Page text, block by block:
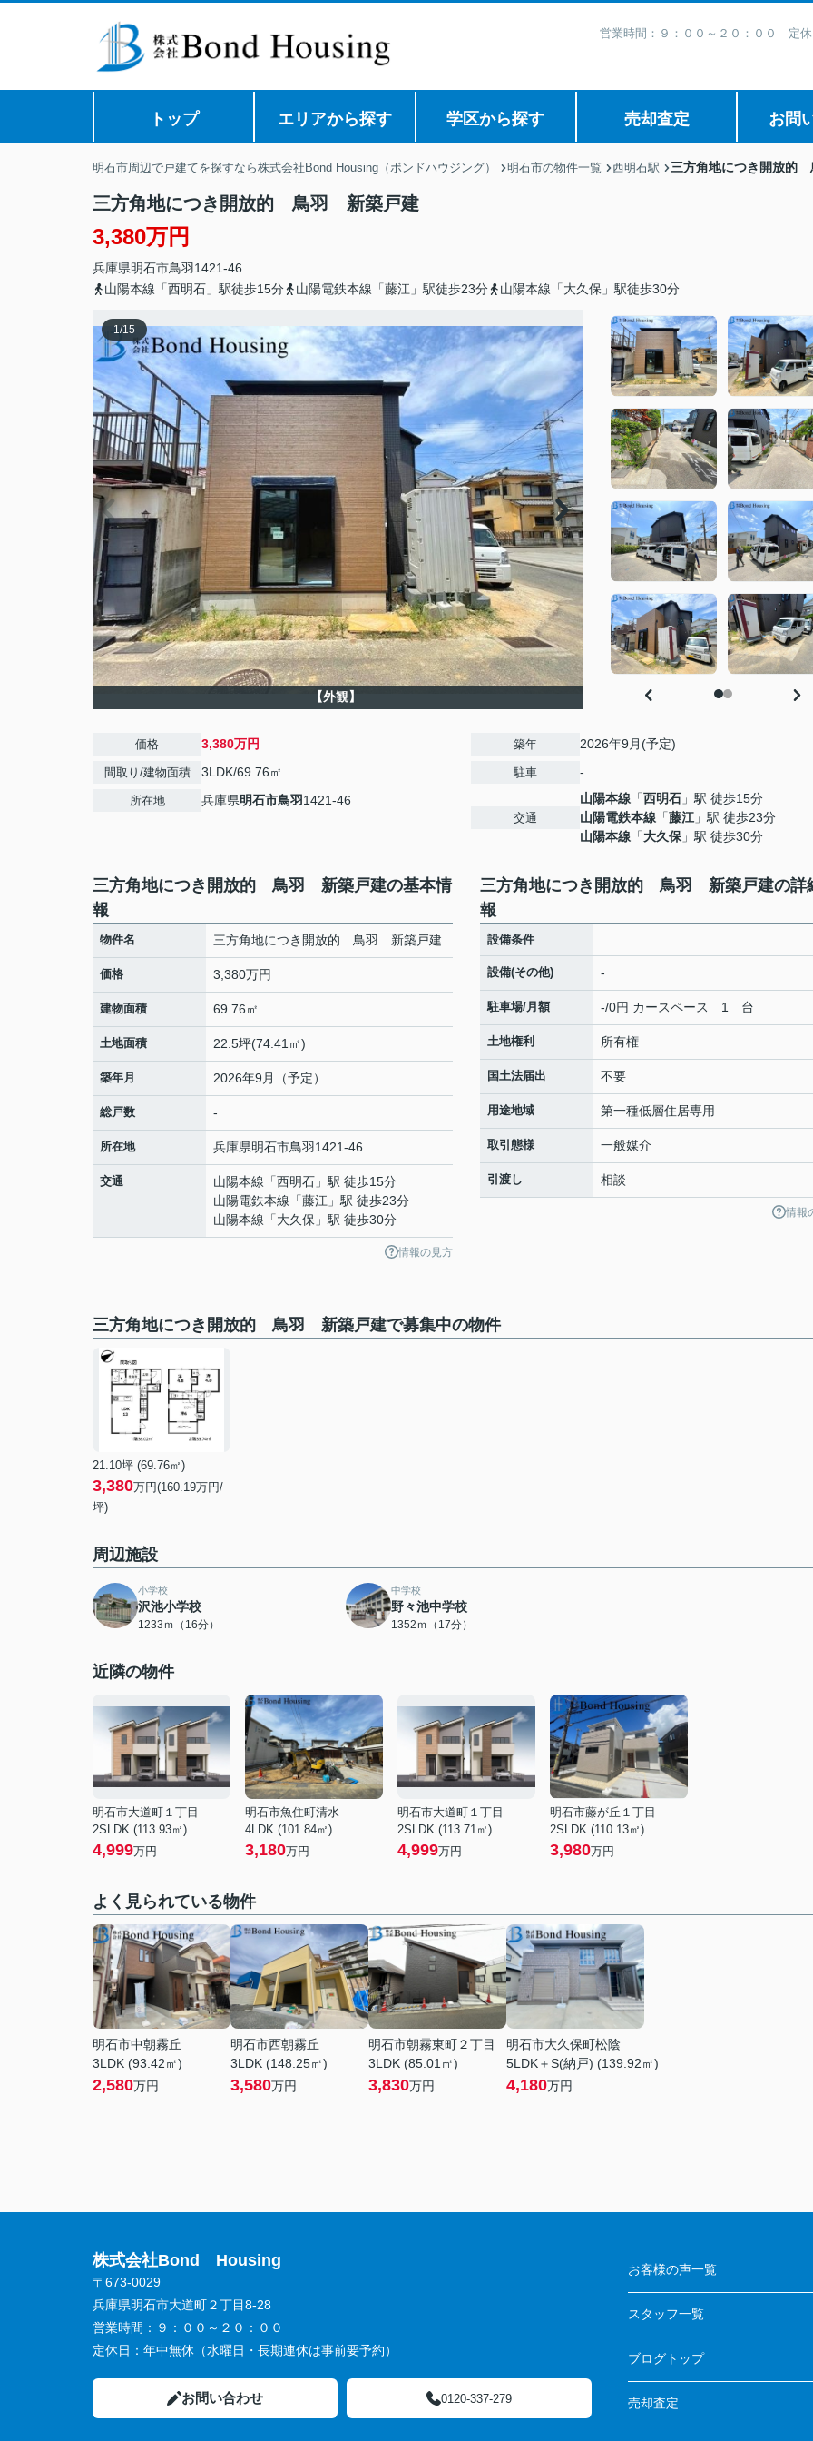
営業時間：９：００～２０：００ 定休
トップ エリアから探す 学区から探す 売却査定 お問
明石市周辺で戸建てを探すなら株式会社Bond Housing（ボンドハウジング） 明石市の物件一覧 西明石駅 三方角地につき開放
三方角地につき開放的 鳥羽 新築戸建
3,380万円
兵庫県明石市鳥羽1421-46
山陽本線「西明石」駅徒歩15分
山陽電鉄本線「藤江」駅徒歩23分 山陽本線「大久保」駅徒歩30分
1/15
【外観】
価格 3,380万円
間取り/建物面積 3LDK/69.76㎡
所在地 兵庫県明石市鳥羽1421-46
築年 2026年9月(予定)
駐車 -
交通
山陽本線 「西明石 」駅 徒歩15分
山陽電鉄本線 「藤江 」駅 徒歩23分
山陽本線 「大久保 」駅 徒歩30分
三方角地につき開放的 鳥羽 新築戸建の基本情
報
物件名 三方角地につき開放的 鳥羽 新築戸建
価格 3,380万円
建物面積 69.76㎡
土地面積 22.5坪(74.41㎡)
築年月 2026年9月（予定）
総戸数 -
所在地 兵庫県明石市鳥羽1421-46
交通 山陽本線 「西明石 」駅 徒歩15分
山陽電鉄本線 「藤江 」駅 徒歩23分
山陽本線 「大久保 」駅 徒歩30分
情報の見方
三方角地につき開放的 鳥羽 新築戸建の詳
報
設備条件
設備(その他) -
駐車場/月額 -/0円 カースペース 1 台
土地権利 所有権
国土法届出 不要
用途地域 第一種低層住居専用
取引態様 一般媒介
引渡し 相談
情報
三方角地につき開放的 鳥羽 新築戸建で募集中の物件
21.10坪 (69.76㎡)
3,380万円(160.19万円/
坪)
周辺施設
小学校
沢池小学校
1233ｍ（16分）
中学校
野々池中学校
1352ｍ（17分）
近隣の物件
明石市大道町１丁目
2SLDK (113.93㎡)
4,999万円
明石市魚住町清水
4LDK (101.84㎡)
3,180万円
明石市大道町１丁目
2SLDK (113.71㎡)
4,999万円
明石市藤が丘１丁目
2SLDK (110.13㎡)
3,980万円
よく見られている物件
明石市中朝霧丘
3LDK (93.42㎡)
2,580万円
明石市西朝霧丘
3LDK (148.25㎡)
3,580万円
明石市朝霧東町２丁目
3LDK (85.01㎡)
3,830万円
明石市大久保町松陰
5LDK＋S(納戸) (139.92㎡)
4,180万円
株式会社Bond Housing
〒673-0029
兵庫県明石市大道町２丁目8-28
営業時間： ９：００～２０：００
定休日： 年中無休（水曜日・長期連休は事前要予約）
お問い合わせ 0120-337-279
お客様の声一覧
スタッフ一覧
ブログトップ
売却査定